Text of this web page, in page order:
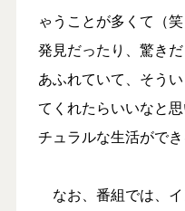
ゃうことが多くて（
発見だったり、驚き
あふれていて、そう
てくれたらいいなと
チュラルな生活ができ
なお、番組では、